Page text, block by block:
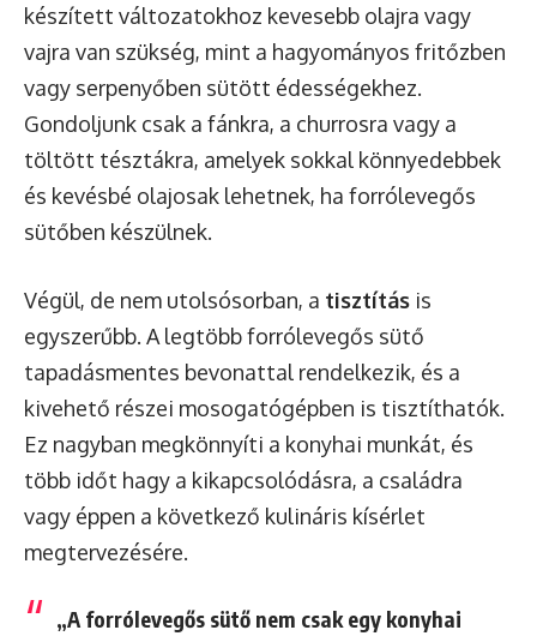
készített változatokhoz kevesebb olajra vagy
vajra van szükség, mint a hagyományos fritőzben
vagy serpenyőben sütött édességekhez.
Gondoljunk csak a fánkra, a churrosra vagy a
töltött tésztákra, amelyek sokkal könnyedebbek
és kevésbé olajosak lehetnek, ha forrólevegős
sütőben készülnek.
Végül, de nem utolsósorban, a tisztítás is
egyszerűbb. A legtöbb forrólevegős sütő
tapadásmentes bevonattal rendelkezik, és a
kivehető részei mosogatógépben is tisztíthatók.
Ez nagyban megkönnyíti a konyhai munkát, és
több időt hagy a kikapcsolódásra, a családra
vagy éppen a következő kulináris kísérlet
megtervezésére.
„A forrólevegős sütő nem csak egy konyhai